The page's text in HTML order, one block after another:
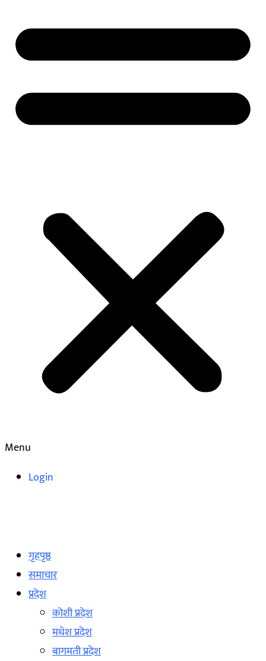
Menu
Login
गृहपृष्ठ
समाचार
प्रदेश
कोशी प्रदेश
मधेश प्रदेश
बागमती प्रदेश